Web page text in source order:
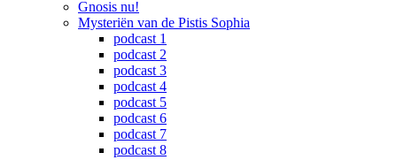
Gnosis nu!
Mysteriën van de Pistis Sophia
podcast 1
podcast 2
podcast 3
podcast 4
podcast 5
podcast 6
podcast 7
podcast 8